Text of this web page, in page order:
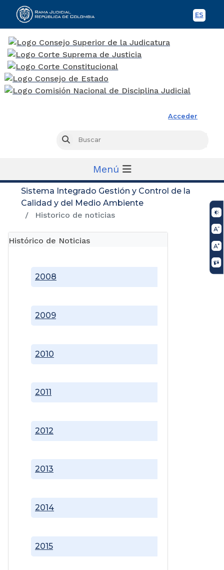
ES
Acceder
Buscar
Menú
Sistema Integrado Gestión y Control de la
Calidad y del Medio Ambiente
Historico de noticias
Histórico de Noticias
2008
2009
2010
2011
2012
2013
2014
2015